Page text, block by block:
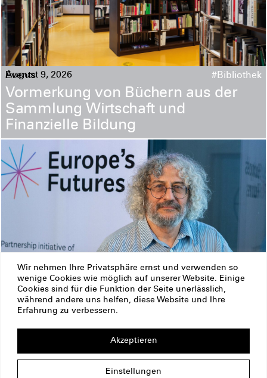
Wir nehmen Ihre Privatsphäre ernst und verwenden so
wenige Cookies wie möglich auf unserer Website. Einige
Cookies sind für die Funktion der Seite unerlässlich,
während andere uns helfen, diese Website und Ihre
Erfahrung zu verbessern.
Einstellungen
Akzeptieren
Events #Bibliothek
August 9, 2026
Vormerkung von Büchern aus der
Sammlung Wirtschaft und
Finanzielle Bildung
Events
#Europa & Demokratie
August 9, 2026
Podcast: Politische Veränderungen in
der Slowakei
ERSTE Stiftung
Impressum
Datenschutz